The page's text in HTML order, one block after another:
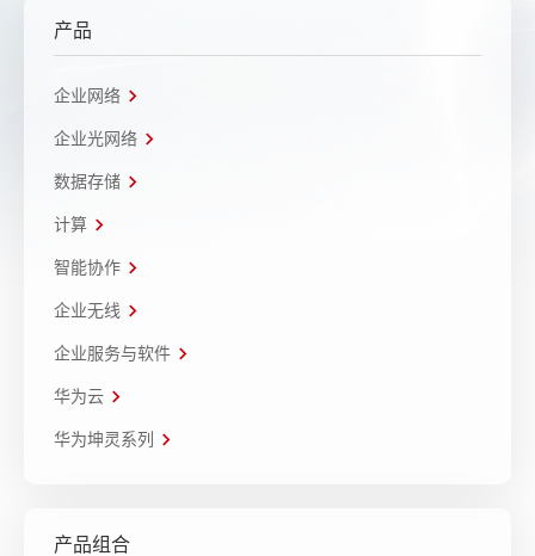
产品
企业网络
企业光网络
数据存储
计算
智能协作
企业无线
企业服务与软件
华为云
华为坤灵系列
产品组合